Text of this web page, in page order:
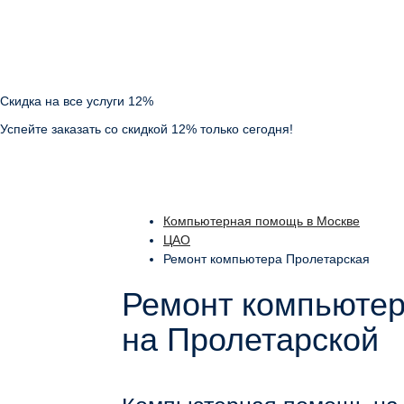
Скидка на все услуги 12%
Успейте заказать со скидкой 12% только сегодня!
Компьютерная помощь в Москве
ЦАО
Ремонт компьютера Пролетарская
Ремонт
на Пролетарской